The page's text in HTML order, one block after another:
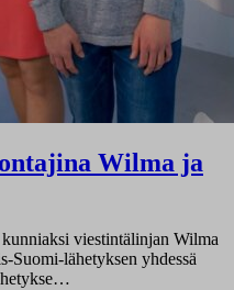
Wilma ja
viestintälinjan Wilma
Suomi-lähetyksen yhdessä